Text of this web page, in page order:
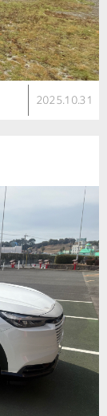
2025.10.31